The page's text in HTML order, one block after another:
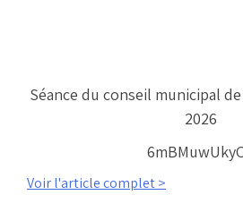
Séance du conseil municipal
2026
Voir l'article complet >